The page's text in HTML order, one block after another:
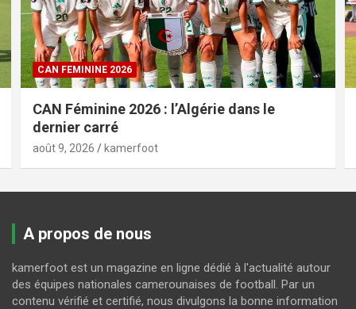
CAN FEMININE 2026
CAN Féminine 2026 : l’Algérie dans le
dernier carré
août 9, 2026 kamerfoot
A propos de nous
kamerfoot est un magazine en ligne dédié à l'actualité autour
des équipes nationales camerounaises de football. Par un
contenu vérifié et certifié, nous divulgons la bonne information